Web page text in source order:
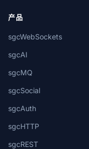
产品
sgcWebSockets
sgcAI
sgcMQ
sgcSocial
sgcAuth
sgcHTTP
sgcREST